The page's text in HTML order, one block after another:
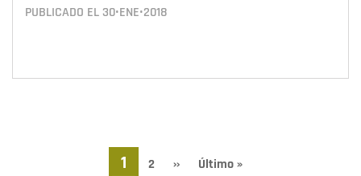
PUBLICADO EL 30•ENE•2018
Página
1 Page
2
Siguiente
››
Última
Último »